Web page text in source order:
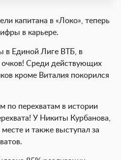
капитана в «Локо», теперь
в карьере.
в Единой Лиге ВТБ, в
Среди действующих
кроме Виталия покорился
по перехватам в истории
У Никиты Курбанова,
и также выступал за